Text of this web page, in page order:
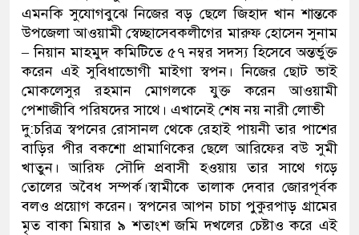
এমনকি সুযোগবুঝে নিজের বড় ছেলে জিহাদ খান শান্তকে
উপজেলা আওয়ামী স্বেচ্ছাসেবকলীগের মারুফ হোসেন সুনাম
– নিয়ান মাহমুদ কমিটিতে ৫৭ নম্বর সদস্য হিসেবে অন্তর্ভুক্ত
করেন এই সুবিধাভোগী মাইগা স্বপন। নিজের ছোট ভাই
মোকলেসুর রহমান মোগলকে যুক্ত করেন আওয়ামী
পেশাজীবি পরিষদের সাথে। এখানেই শেষ নয় নারী লোভী
দু:চরিত্র স্বপনের রোসানল থেকে রেহাই পায়নী তার পাশের
বাড়ির পীর বকশো প্রামাণিকের ছেলে আরিফের বউ সুমী
খাতুন। আরিফ সৌদি প্রবাসী হওয়ায় তার সাথে গড়ে
তোলের অবৈধ সম্পর্ক।স্বামীকে তালাক দেবার জোরপূর্বক
বলও প্রয়োগ করেন। স্বপনের আপন চাচা পুকুরপাড় গ্রামের
মৃত বাকা মিয়ার ৯ শতাংশ জমি দখলের চেষ্টাও করে এই